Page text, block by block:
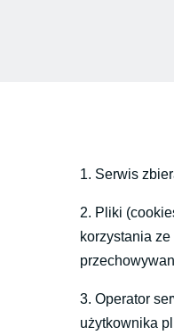
1. Serwis
2. Pliki
korzystania
3. Operator
użytkownika